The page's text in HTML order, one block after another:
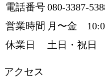
電話番号080-3387-
営業時間 月〜金
休業日
土日・祝日
アクセス